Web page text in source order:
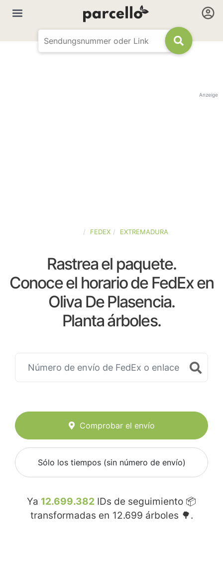
Anzeige
FEDEX EXTREMADURA
Rastrea el paquete.
Conoce el horario de FedEx en
Oliva De Plasencia.
Planta árboles.
Comprobar el envío
Sólo los tiempos (sin número de envío)
Ya 12.699.382 IDs de seguimiento 📦
transformadas en 12.699 árboles 🌳.